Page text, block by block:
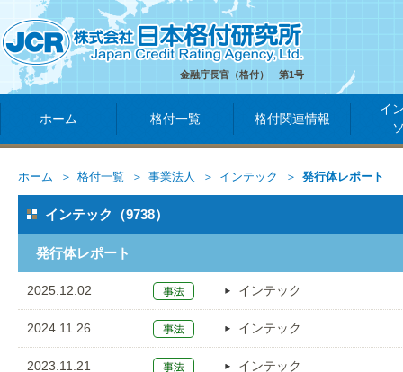
金融庁長官（格付） 第1号
ホーム 格付一覧 格付関連情報
イ
ホーム 格付一覧 事業法人 インテック 発行体レポート
インテック（9738）
発行体レポート
2025.12.02 インテック
2024.11.26 インテック
2023.11.21 インテック